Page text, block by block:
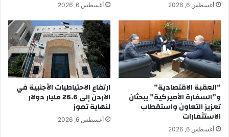
أغسطس 6, 2026 أغسطس 6, 2026
“العقبة الاقتصادية”
و”السفارة الأميركية” يبحثان
تعزيز التعاون واستقطاب
الاستثمارات
أغسطس 6, 2026
ارتفاع الاحتياطيات الأجنبية في
الأردن إلى 26.6 مليار دولار
لنهاية تموز
أغسطس 6, 2026